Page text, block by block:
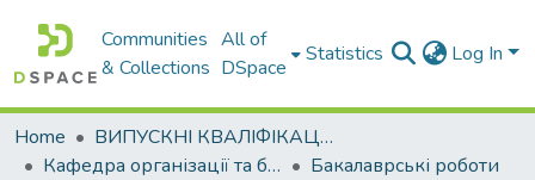
Communities
& Collections
All of
DSpace
Statistics Log In
Home
ВИПУСКНІ КВАЛІФІКАЦІЙНІ РОБОТИ
Кафедра організації та безпеки дорожнього руху
Бакалаврські роботи